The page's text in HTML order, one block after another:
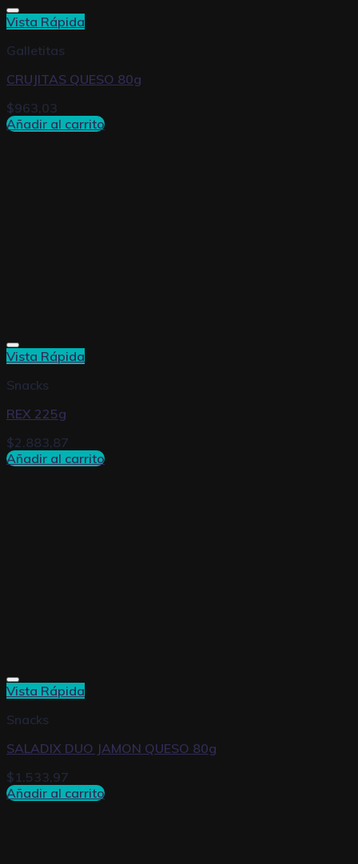
Vista Rápida
Galletitas
CRUJITAS QUESO 80g
$963,03
Añadir al carrito
Vista Rápida
Snacks
REX 225g
$2.883,87
Añadir al carrito
Vista Rápida
Snacks
SALADIX DUO JAMON QUESO 80g
$ 1.533,97
Añadir al carrito